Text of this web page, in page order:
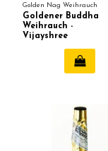
Golden Nag Weihrauch
Goldener Buddha
Weihrauch -
Vijayshree